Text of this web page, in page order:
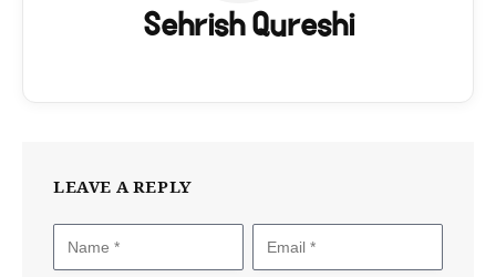
Sehrish Qureshi
LEAVE A REPLY